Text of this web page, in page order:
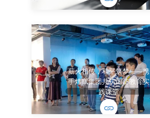
薪火相传，和平筑梦——携
手炜赋集团共筑国防教育实
践课堂